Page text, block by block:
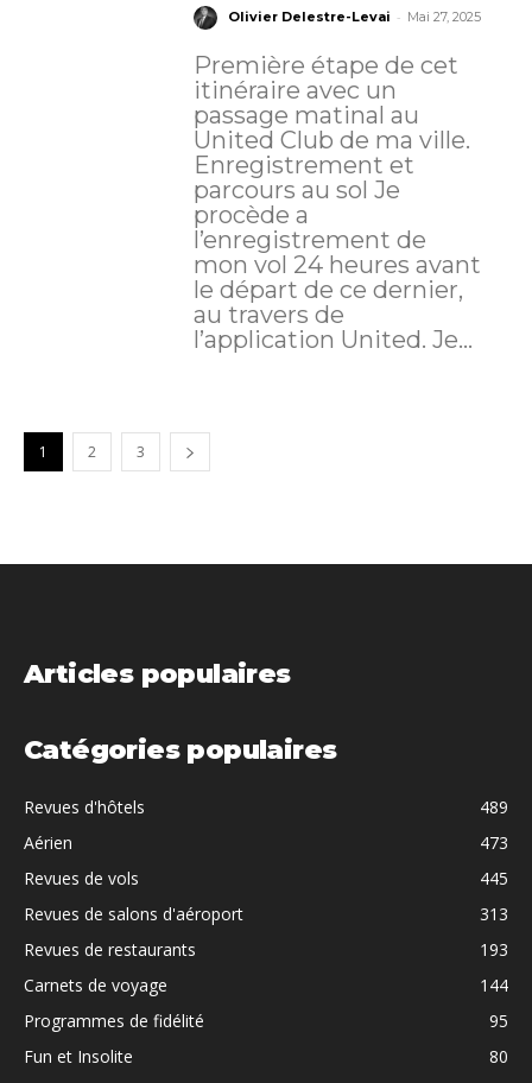
Olivier Delestre-Levai - Mai 27, 2025
Première étape de cet
itinéraire avec un
passage matinal au
United Club de ma ville.
Enregistrement et
parcours au sol Je
procède a
l’enregistrement de
mon vol 24 heures avant
le départ de ce dernier,
au travers de
l’application United. Je...
1 2 3
Articles populaires
Catégories populaires
Revues d'hôtels
489
Aérien
473
Revues de vols
445
Revues de salons d'aéroport
313
Revues de restaurants
193
Carnets de voyage
144
Programmes de fidélité
95
Fun et Insolite
80